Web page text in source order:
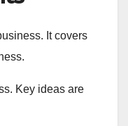
It covers
Key ideas are